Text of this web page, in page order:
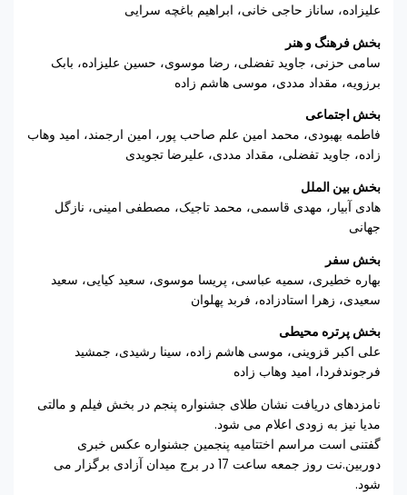
علیزاده، ساناز حاجی خانی، ابراهیم باغچه سرایی
بخش فرهنگ و هنر
سامی حزنی، جاوید تفضلی، رضا موسوی، حسین علیزاده، بابک
برزویه، مقداد مددی، موسی هاشم زاده
بخش اجتماعی
فاطمه بهبودی، محمد امین علم صاحب پور، امین ارجمند، امید وهاب
زاده، جاوید تفضلی، مقداد مددی، علیرضا تجویدی
بخش بین الملل
هادی آبیار، مهدی قاسمی، محمد تاجیک، مصطفی امینی، نازگل
جهانی
بخش سفر
بهاره خطیری، سمیه عباسی، پریسا موسوی، سعید کیایی، سعید
سعیدی، زهرا استادزاده، فربد پهلوان
بخش پرتره محیطی
علی اکبر قزوینی، موسی هاشم زاده، سینا رشیدی، جمشید
فرجوندفردا، امید وهاب زاده
نامزدهای دریافت نشان طلای جشنواره پنجم در بخش فیلم و مالتی
مدیا نیز به زودی اعلام می شود.
گفتنی است مراسم اختتامیه پنجمین جشنواره عکس خبری
دوربین.نت روز جمعه ساعت 17 در برج میدان آزادی برگزار می
شود.